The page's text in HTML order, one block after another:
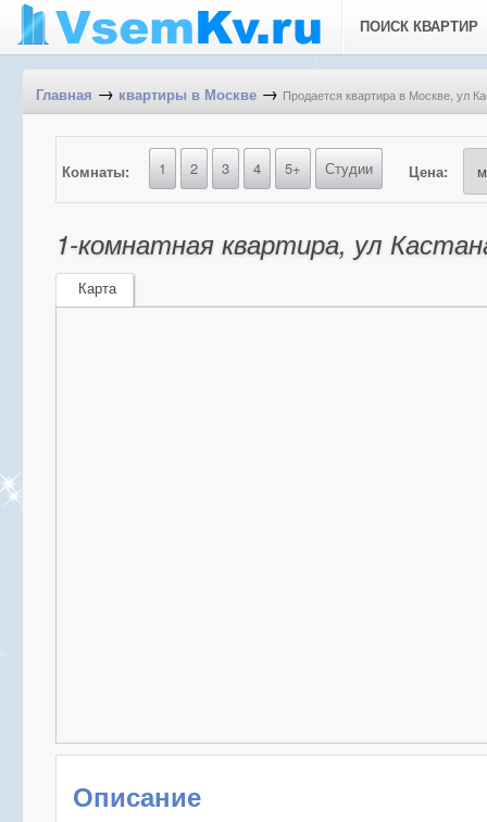
ПОИСК КВАРТИР
Главная → квартиры в Москве → Продается квартира в Москве, ул
Комнаты: 1 2 3 4 5+ Студии Цена:
1-комнатная квартира, ул
Карта
Описание